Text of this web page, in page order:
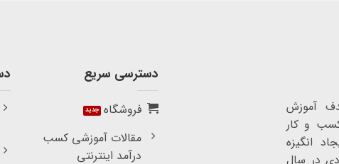
آموزش
و کار
انگیزه
در سال
دسترسی سریع
فروشگاه
مقالات آموزشی کسب
درآمد اینترنتی